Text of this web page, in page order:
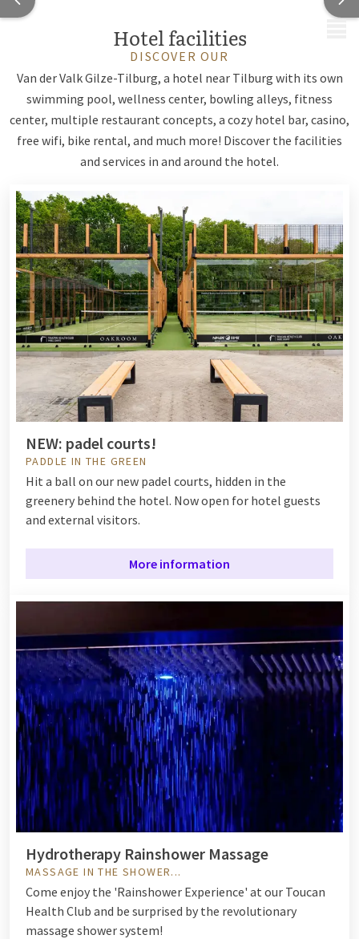
Hotel facilities
DISCOVER OUR
Van der Valk Gilze-Tilburg, a hotel near Tilburg with its own
swimming pool, wellness center, bowling alleys, fitness
center, multiple restaurant concepts, a cozy hotel bar, casino,
free wifi, bike rental, and much more! Discover the facilities
and services in and around the hotel.
NEW: padel courts!
PADDLE IN THE GREEN
Hit a ball on our new padel courts, hidden in the
greenery behind the hotel. Now open for hotel guests
and external visitors.
More information
Hydrotherapy Rainshower Massage
MASSAGE IN THE SHOWER...
Come enjoy the 'Rainshower Experience' at our Toucan
Health Club and be surprised by the revolutionary
massage shower system!